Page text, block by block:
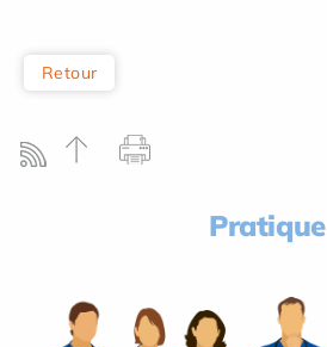
Retour
Pratique